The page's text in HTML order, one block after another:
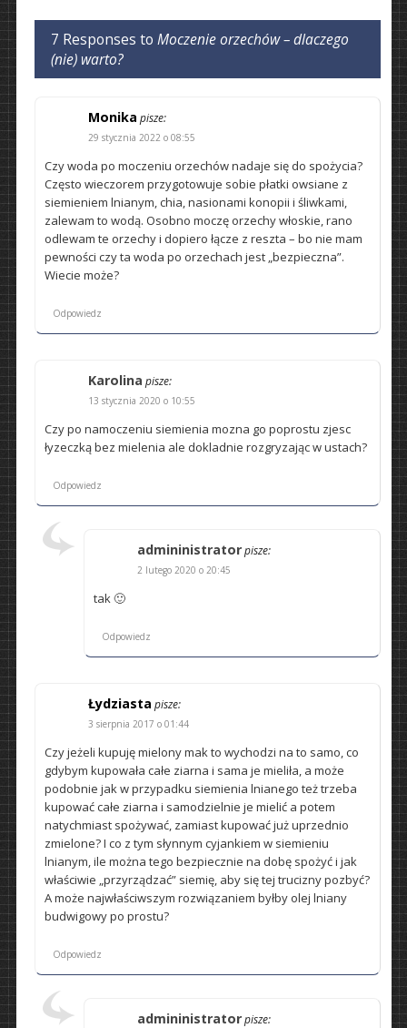
7 Responses to Moczenie orzechów – dlaczego
(nie) warto?
Monika pisze:
29 stycznia 2022 o 08:55
Czy woda po moczeniu orzechów nadaje się do spożycia?
Często wieczorem przygotowuje sobie płatki owsiane z
siemieniem lnianym, chia, nasionami konopii i śliwkami,
zalewam to wodą. Osobno moczę orzechy włoskie, rano
odlewam te orzechy i dopiero łącze z reszta – bo nie mam
pewności czy ta woda po orzechach jest „bezpieczna”.
Wiecie może?
Odpowiedz
Karolina pisze:
13 stycznia 2020 o 10:55
Czy po namoczeniu siemienia mozna go poprostu zjesc
łyzeczką bez mielenia ale dokladnie rozgryzając w ustach?
Odpowiedz
admininistrator pisze:
2 lutego 2020 o 20:45
tak 🙂
Odpowiedz
Łydziasta pisze:
3 sierpnia 2017 o 01:44
Czy jeżeli kupuję mielony mak to wychodzi na to samo, co
gdybym kupowała całe ziarna i sama je mieliła, a może
podobnie jak w przypadku siemienia lnianego też trzeba
kupować całe ziarna i samodzielnie je mielić a potem
natychmiast spożywać, zamiast kupować już uprzednio
zmielone? I co z tym słynnym cyjankiem w siemieniu
lnianym, ile można tego bezpiecznie na dobę spożyć i jak
właściwie „przyrządzać” siemię, aby się tej trucizny pozbyć?
A może najwłaściwszym rozwiązaniem byłby olej lniany
budwigowy po prostu?
Odpowiedz
admininistrator pisze: